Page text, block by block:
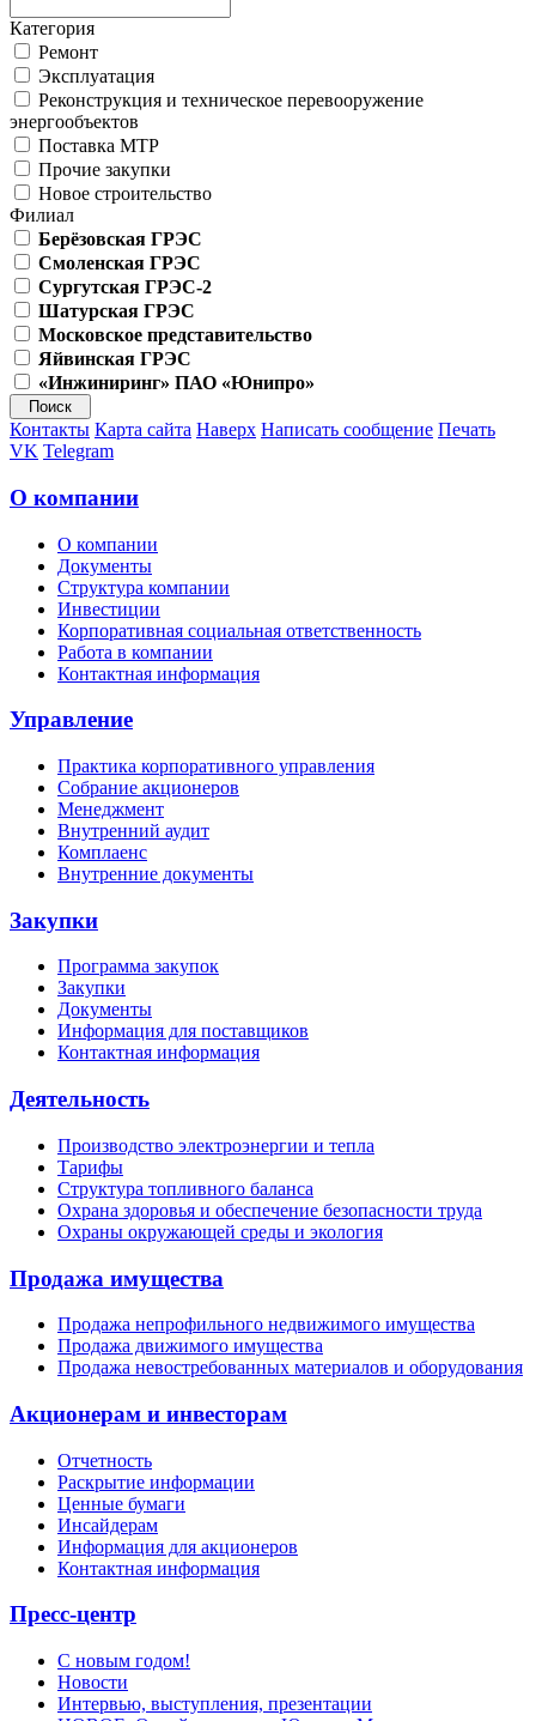
Категория
Ремонт
Эксплуатация
Реконструкция и техническое перевооружение
энергообъектов
Поставка МТР
Прочие закупки
Новое строительство
Филиал
Берёзовская ГРЭС
Смоленская ГРЭС
Сургутская ГРЭС-2
Шатурская ГРЭС
Московское представительство
Яйвинская ГРЭС
«Инжиниринг» ПАО «Юнипро»
Контакты Карта сайта Наверх Написать сообщение Печать
VK Telegram
О компании
О компании
Документы
Структура компании
Инвестиции
Корпоративная социальная ответственность
Работа в компании
Контактная информация
Управление
Практика корпоративного управления
Собрание акционеров
Менеджмент
Внутренний аудит
Комплаенс
Внутренние документы
Закупки
Программа закупок
Закупки
Документы
Информация для поставщиков
Контактная информация
Деятельность
Производство электроэнергии и тепла
Тарифы
Структура топливного баланса
Охрана здоровья и обеспечение безопасности труда
Охраны окружающей среды и экология
Продажа имущества
Продажа непрофильного недвижимого имущества
Продажа движимого имущества
Продажа невостребованных материалов и оборудования
Акционерам и инвесторам
Отчетность
Раскрытие информации
Ценные бумаги
Инсайдерам
Информация для акционеров
Контактная информация
Пресс-центр
С новым годом!
Новости
Интервью, выступления, презентации